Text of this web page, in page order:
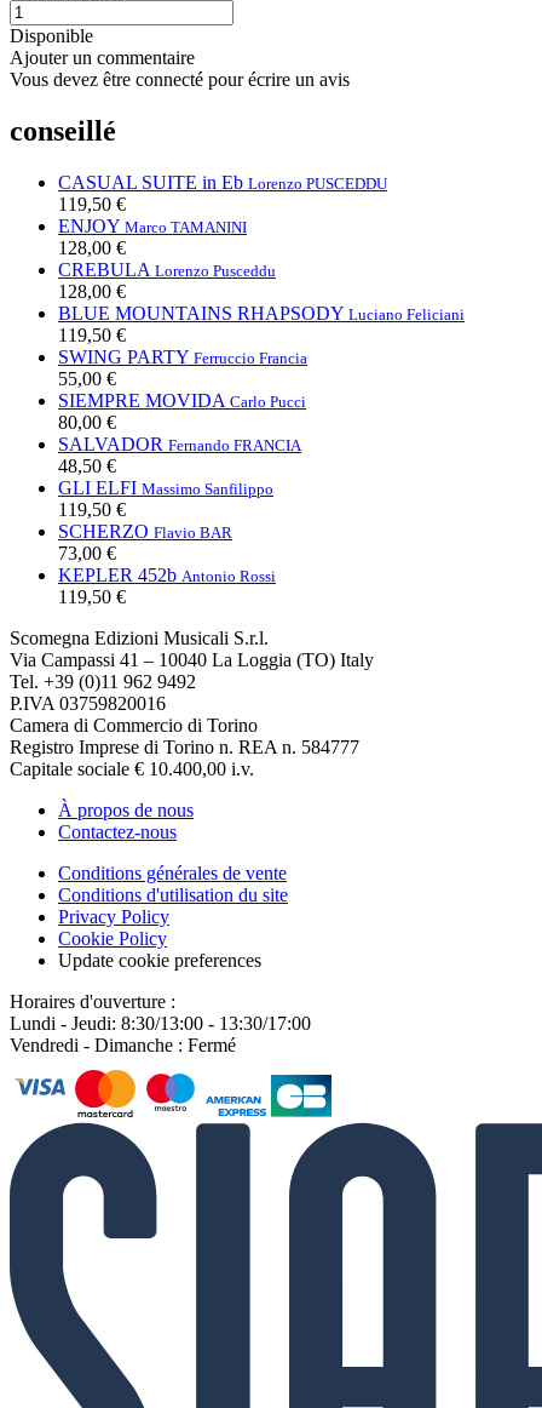
Disponible
Ajouter un commentaire
Vous devez être connecté pour écrire un avis
conseillé
CASUAL SUITE in Eb Lorenzo PUSCEDDU
119,50 €
ENJOY Marco TAMANINI
128,00 €
CREBULA Lorenzo Pusceddu
128,00 €
BLUE MOUNTAINS RHAPSODY Luciano Feliciani
119,50 €
SWING PARTY Ferruccio Francia
55,00 €
SIEMPRE MOVIDA Carlo Pucci
80,00 €
SALVADOR Fernando FRANCIA
48,50 €
GLI ELFI Massimo Sanfilippo
119,50 €
SCHERZO Flavio BAR
73,00 €
KEPLER 452b Antonio Rossi
119,50 €
Scomegna Edizioni Musicali S.r.l.
Via Campassi 41 – 10040 La Loggia (TO) Italy
Tel. +39 (0)11 962 9492
P.IVA 03759820016
Camera di Commercio di Torino
Registro Imprese di Torino n. REA n. 584777
Capitale sociale € 10.400,00 i.v.
À propos de nous
Contactez-nous
Conditions générales de vente
Conditions d'utilisation du site
Privacy Policy
Cookie Policy
Update cookie preferences
Horaires d'ouverture :
Lundi - Jeudi: 8:30/13:00 - 13:30/17:00
Vendredi - Dimanche : Fermé